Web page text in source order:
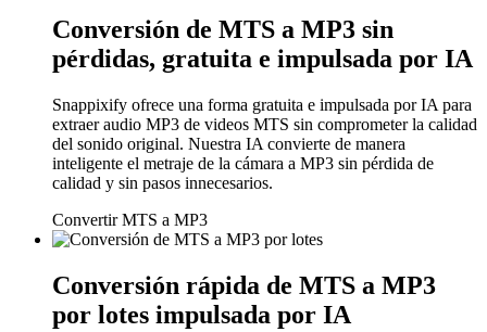
Conversión de MTS a MP3 sin
pérdidas, gratuita e impulsada por IA
Snappixify ofrece una forma gratuita e impulsada por IA para
extraer audio MP3 de videos MTS sin comprometer la calidad
del sonido original. Nuestra IA convierte de manera
inteligente el metraje de la cámara a MP3 sin pérdida de
calidad y sin pasos innecesarios.
Convertir MTS a MP3
Conversión rápida de MTS a MP3
por lotes impulsada por IA